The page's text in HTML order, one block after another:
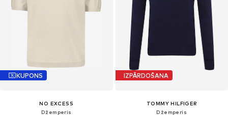
KUPONS
NO EXCESS
Džemperis
IZPĀRDOŠANA
TOMMY HILFIGER
Džemperis